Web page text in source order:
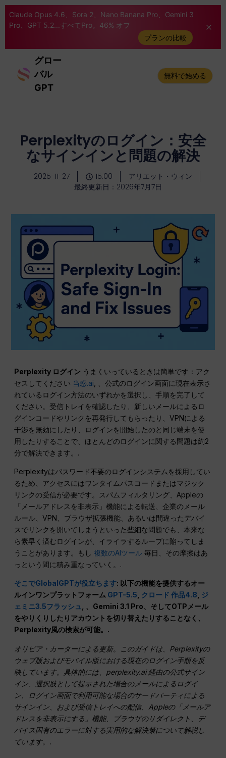
Claude Opus 4.6、Sora 2、Nano Banana Pro、Gemini 3
Pro、GPT 5.2...すべてPro。46% オフ
プランの比較
グロー
バル
GPT
無料で始める
Perplexityのログイン：安全
なサインインと問題の解決
2025-11-27 15:00
アリエット・ウィン
最終更新日：2026年7月7日
Perplexity ログイン うまくいっているときは簡単です：アク
セスしてください 当惑.ai , 、公式のログイン画面に現在表示さ
れているログイン方法のいずれかを選択し、手順を完了して
ください。受信トレイを確認したり、新しいメールによるロ
グインコードやリンクを再発行してもらったり、VPNによる
干渉を無効にしたり、ログインを開始したのと同じ端末を使
用したりすることで、ほとんどのログインに関する問題は約2
分で解決できます。.
Perplexityはパスワード不要のログインシステムを採用してい
るため、アクセスにはワンタイムパスコードまたはマジック
リンクの受信が必要です。スパムフィルタリング、Appleの
「メールアドレスを非表示」機能による転送、企業のメール
ルール、VPN、ブラウザ拡張機能、あるいは間違ったデバイ
スでリンクを開いてしまうといった些細な問題でも、本来な
ら素早く済むログインが、イライラするループに陥ってしま
うことがあります。もし複数のAIツール 毎日、その摩擦はあ
っという間に積み重なっていく。.
そこでGlobalGPTが役立ちます: 以下の機能を提供するオー
ルインワンプラットフォーム GPT-5.5, クロード 作品4.8, ジ
ェミニ3.5フラッシュ, 、Gemini 3.1 Pro、そしてOTPメール
をやりくりしたりアカウントを切り替えたりすることなく、
Perplexity風の検索が可能。.
オリビア・カーターによる更新。このガイドは、Perplexityの
ウェブ版およびモバイル版における現在のログイン手順を反
映しています。具体的には、perplexity.ai 経由の公式サイン
イン、選択肢として提示された場合のメールによるログイ
ン、ログイン画面で利用可能な場合のサードパーティによる
サインイン、および受信トレイへの配信、Appleの「メールア
ドレスを非表示にする」機能、ブラウザのリダイレクト、デ
バイス固有のエラーに対する実用的な解決策について解説し
ています。.